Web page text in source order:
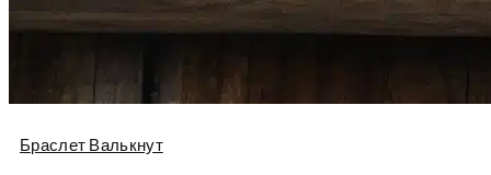
Браслет Валькнут